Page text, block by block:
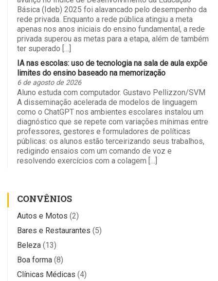
Básica (Ideb) 2025 foi alavancado pelo desempenho da
rede privada. Enquanto a rede pública atingiu a meta
apenas nos anos iniciais do ensino fundamental, a rede
privada superou as metas para a etapa, além de também
ter superado […]
IA nas escolas: uso de tecnologia na sala de aula expõe
limites do ensino baseado na memorização
6 de agosto de 2026
Aluno estuda com computador. Gustavo Pellizzon/SVM
A disseminação acelerada de modelos de linguagem
como o ChatGPT nos ambientes escolares instalou um
diagnóstico que se repete com variações mínimas entre
professores, gestores e formuladores de políticas
públicas: os alunos estão terceirizando seus trabalhos,
redigindo ensaios com um comando de voz e
resolvendo exercícios com a colagem […]
CONVÊNIOS
Autos e Motos (2)
Bares e Restaurantes (5)
Beleza (13)
Boa forma (8)
Clínicas Médicas (4)